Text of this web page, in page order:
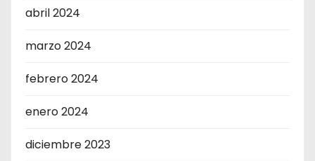
abril 2024
marzo 2024
febrero 2024
enero 2024
diciembre 2023